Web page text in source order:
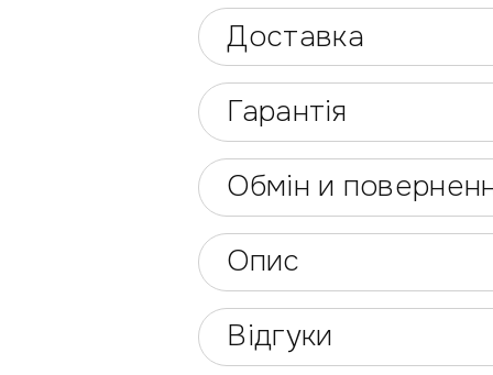
Доставка
Гарантія
Обмін и
Опис
Відгуки